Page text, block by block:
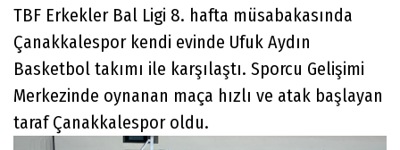
TBF Erkekler Bal Ligi 8. hafta müsabakasında
Çanakkalespor kendi evinde Ufuk Aydın
Basketbol takımı ile karşılaştı. Sporcu Gelişimi
Merkezinde oynanan maça hızlı ve atak başlayan
taraf Çanakkalespor oldu.